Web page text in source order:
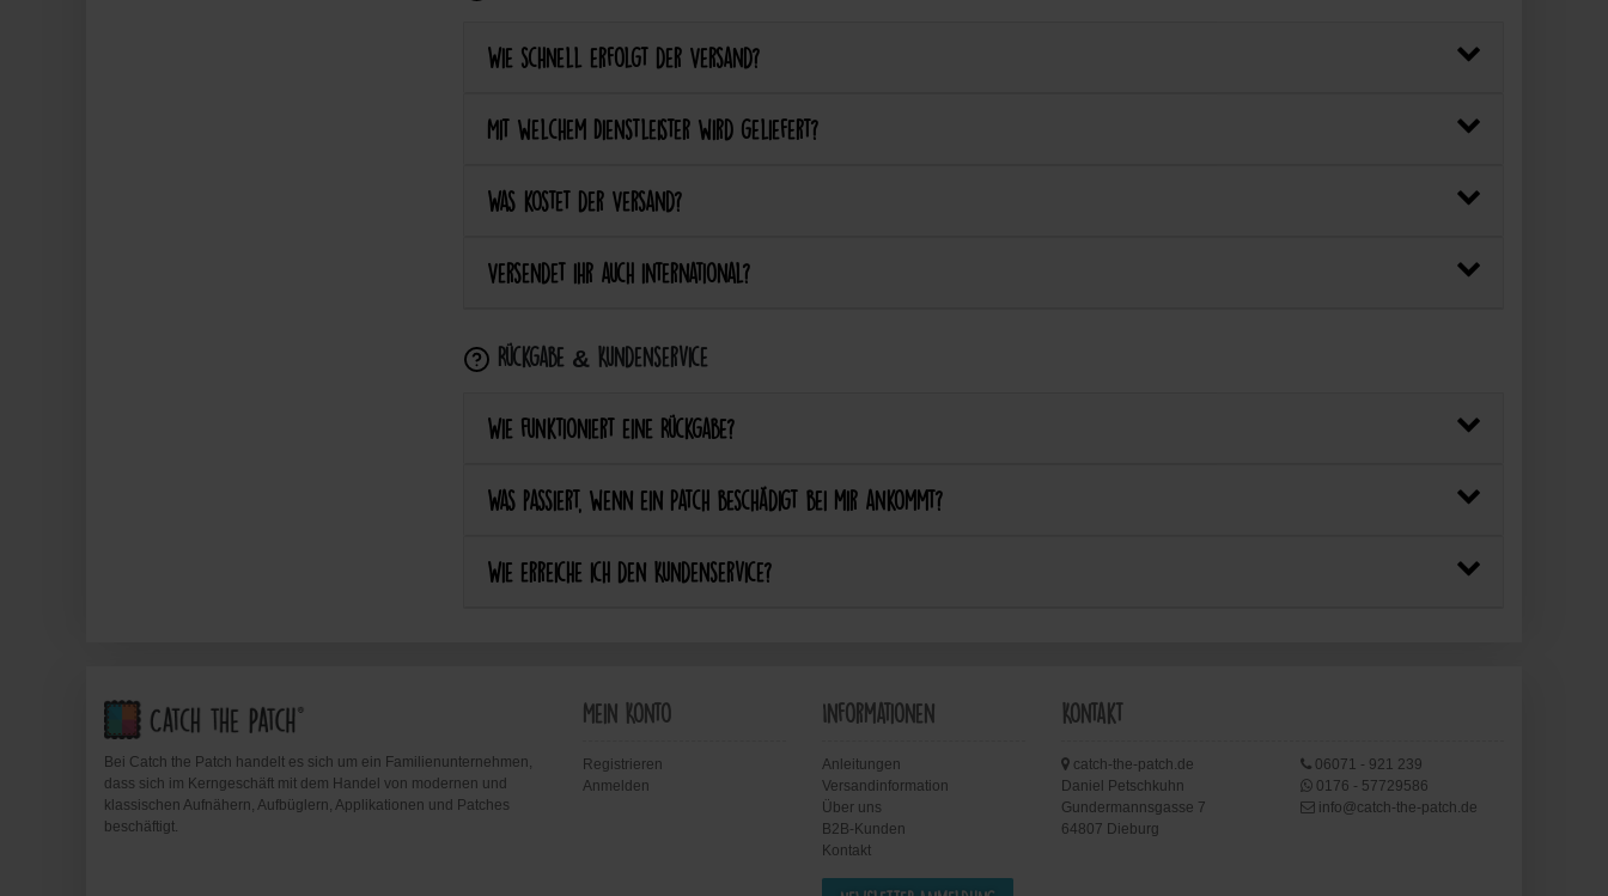
Wie schnell erfolgt der Versand?
Mit welchem Dienstleister wird geliefert?
Was kostet der Versand?
Versendet ihr auch international?
Rückgabe & Kundenservice
Wie funktioniert eine Rückgabe?
Was passiert, wenn ein Patch beschädigt bei mir ankommt?
Wie erreiche ich den Kundenservice?
Bei Catch the Patch handelt es sich um ein Familienunternehmen,
dass sich im Kerngeschäft mit dem Handel von modernen und
klassischen Aufnähern, Aufbüglern, Applikationen und Patches
beschäftigt.
Mein Konto
Registrieren
Anmelden
Informationen
Anleitungen
Versandinformation
Über uns
B2B-Kunden
Kontakt
Kontakt
catch-the-patch.de
Daniel Petschkuhn
Gundermannsgasse 7
64807 Dieburg
06071 - 921 239
0176 - 57729586
info@catch-the-patch.de